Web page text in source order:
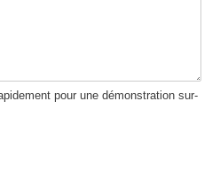
pour une démonstration sur-